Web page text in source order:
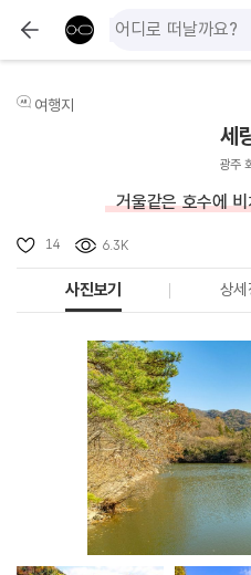
여행지
세
광주
거울같은 호수에
14 6.3K
사진보기 상